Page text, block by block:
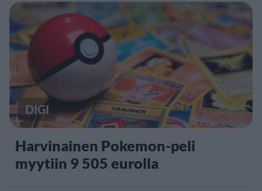
DIGI
Harvinainen Pokemon-peli
myytiin 9 505 eurolla